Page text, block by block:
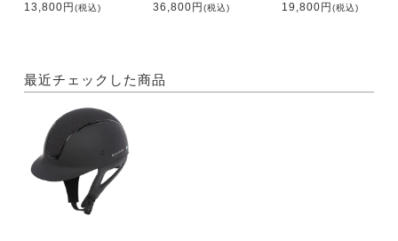
13,800円 (税込) 36,800円 (税込) 19,800円 (税込)
最近チェックした商品